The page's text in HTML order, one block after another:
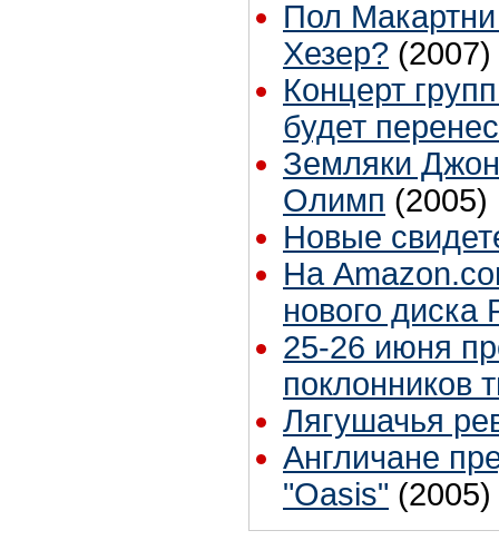
Пол
Хезер? (2007)
Концерт
будет
Земляки
Олимп (2005)
Новые
На
нового диска
25-26 июня
поклонников
Лягушачья
Англичане
"Oasis" (2005)